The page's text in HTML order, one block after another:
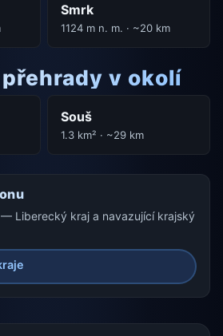
Smrk
1124 m n. m. · ~20 km
v okolí
Souš
1.3 km² · ~29 km
Liberecký kraj a navazující krajský